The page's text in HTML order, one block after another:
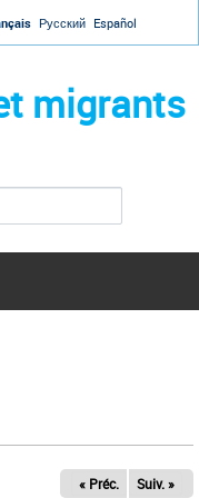
Русский Español
migrants
« Préc. Suiv. »